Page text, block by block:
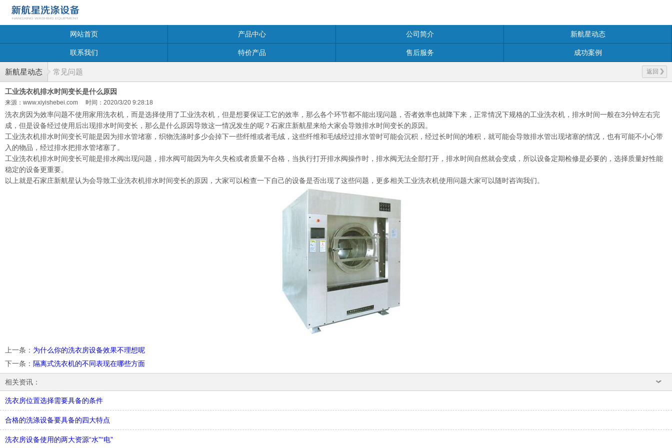
网站首页 产品中心 公司简介 新航星动态
联系我们 特价产品 售后服务 成功案例
新航星动态 返回
常见问题
工业洗衣机排水时间变长是什么原因
来源：www.xiyishebei.com 时间：2020/3/20 9:28:18
洗衣房因为效率问题不使用家用洗衣机，而是选择使用了工业洗衣机，但是想要保证工它的效率，那么各个环节都不能出现问题，否者效率也就降下来，正常情况下规格的工业洗衣机，排水时间一般在3分钟左右完
成，但是设备经过使用后出现排水时间变长，那么是什么原因导致这一情况发生的呢？石家庄新航星来给大家会导致排水时间变长的原因。
工业洗衣机排水时间变长可能是因为排水管堵塞，织物洗涤时多少会掉下一些纤维或者毛绒，这些纤维和毛绒经过排水管时可能会沉积，经过长时间的堆积，就可能会导致排水管出现堵塞的情况，也有可能不小心带
入的物品，经过排水把排水管堵塞了。
工业洗衣机排水时间变长可能是排水阀出现问题，排水阀可能因为年久失检或者质量不合格，当执行打开排水阀操作时，排水阀无法全部打开，排水时间自然就会变成，所以设备定期检修是必要的，选择质量好性能
稳定的设备更重要。
以上就是石家庄新航星认为会导致工业洗衣机排水时间变长的原因，大家可以检查一下自己的设备是否出现了这些问题，更多相关工业洗衣机使用问题大家可以随时咨询我们。
上一条 ： 为什么你的洗衣房设备效果不理想呢
下一条 ： 隔离式洗衣机的不同表现在哪些方面
相关资讯：
洗衣房位置选择需要具备的条件
合格的洗涤设备要具备的四大特点
洗衣房设备使用的两大资源“水”“电”